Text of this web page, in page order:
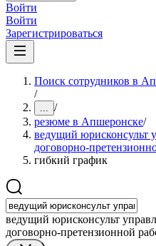
Войти
Войти
Зарегистрироваться
Поиск сотрудников в
/
... /
резюме в Апшеронске/
ведущий юрисконсульт
договорно-
гибкий график
ведущий юрисконсульт
договорно-претензионной